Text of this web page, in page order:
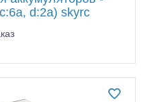
d:2a) skyrc